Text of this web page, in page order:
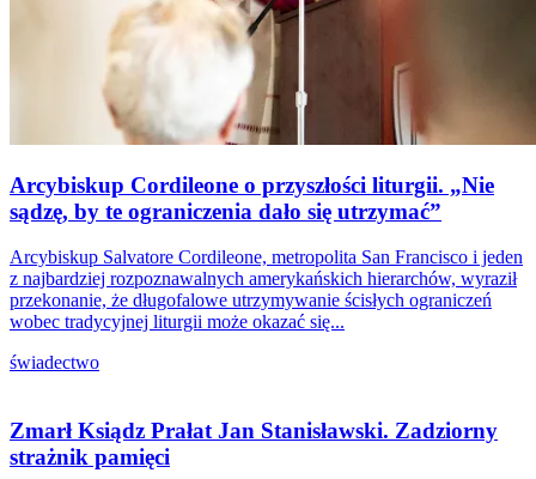
Arcybiskup Cordileone o przyszłości liturgii. „Nie
sądzę, by te ograniczenia dało się utrzymać”
Arcybiskup Salvatore Cordileone, metropolita San Francisco i jeden
z najbardziej rozpoznawalnych amerykańskich hierarchów, wyraził
przekonanie, że długofalowe utrzymywanie ścisłych ograniczeń
wobec tradycyjnej liturgii może okazać się...
świadectwo
Zmarł Ksiądz Prałat Jan Stanisławski. Zadziorny
strażnik pamięci